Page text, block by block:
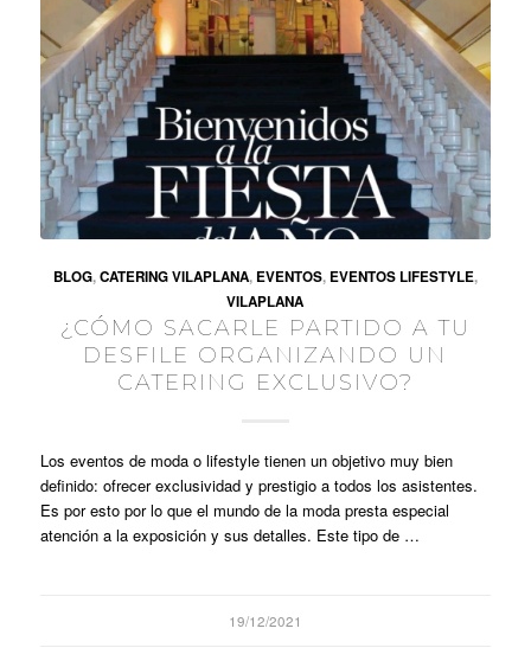
BLOG,CATERING VILAPLANA, EVENTOS, EVENTOS LIFESTYLE,
VILAPLANA
¿CÓMO SACARLE PARTIDO A TU
DESFILE ORGANIZANDO UN
CATERING EXCLUSIVO?
Los eventos de moda o lifestyle tienen un objetivo muy bien
definido: ofrecer exclusividad y prestigio a todos los asistentes.
Es por esto por lo que el mundo de la moda presta especial
atención a la exposición y sus detalles. Este tipo de …
19/12/2021